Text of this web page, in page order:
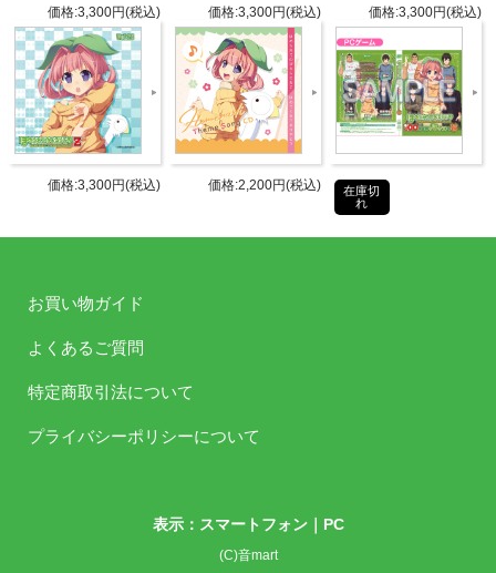
新規録りおろしゲスト
城樹翔、桜川未央
仕様
CD2枚組
1枚目：[オーディオCD] 新規撮りお
ろしラジオ収録
2枚目：[データCD] 過去アーカイブ
(第610～621回分)までをMP3にて収
タブリエ・コミュニケーションズ株
TBZR-1126/1127
価格:3,300円(税込) 価格:3,300円(税込) 価格:3,300円(税込)
価格:3,300円(税込) 価格:2,200円(税込)
在庫切
れ
お買い物ガイド
よくあるご質問
特定商取引法について
プライバシーポリシーについて
表示：スマートフォン｜ PC
(C)音mart